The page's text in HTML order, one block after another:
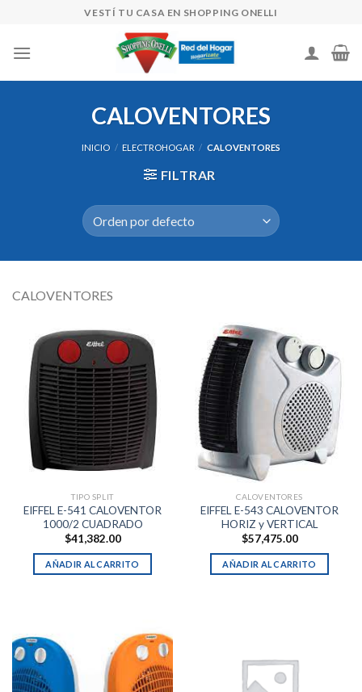
content
VESTÍ TU CASA EN SHOPPING ONELLI
CALOVENTORES
INICIO / ELECTROHOGAR / CALOVENTORES
FILTRAR
CALOVENTORES
TIPO SPLIT
EIFFEL E-541 CALOVENTOR
1000/2 CUADRADO
$41,382.00
AÑADIR AL CARRITO
CALOVENTORES
EIFFEL E-543 CALOVENTOR
HORIZ y VERTICAL
$57,475.00
AÑADIR AL CARRITO